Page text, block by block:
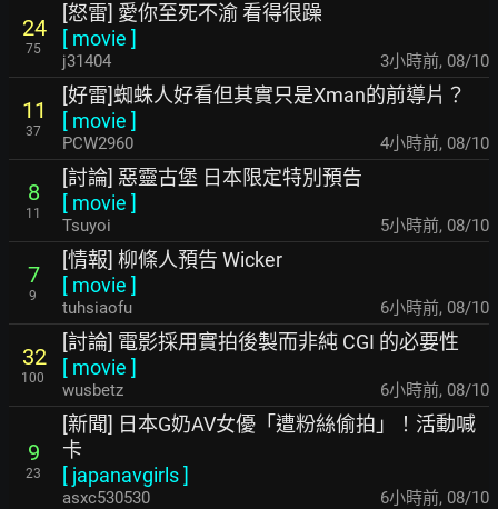
24
75
[怒雷] 愛你至死不渝 看得很躁
[ movie ]
j31404 3小時前, 08/10
11
37
[好雷]蜘蛛人好看但其實只是Xman的前導片？
[ movie ]
PCW2960 4小時前, 08/10
8
11
[討論] 惡靈古堡 日本限定特別預告
[ movie ]
Tsuyoi 5小時前, 08/10
7
9
[情報] 柳條人預告 Wicker
[ movie ]
tuhsiaofu 6小時前, 08/10
32
100
[討論] 電影採用實拍後製而非純 CGI 的必要性
[ movie ]
wusbetz 6小時前, 08/10
9
23
[新聞] 日本G奶AV女優「遭粉絲偷拍」！活動喊
卡
[ japanavgirls]
asxc530530 6小時前, 08/10